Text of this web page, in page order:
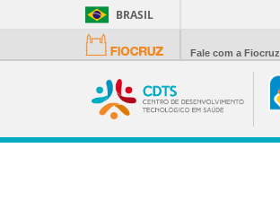
BRASIL
Fale com a Fiocruz